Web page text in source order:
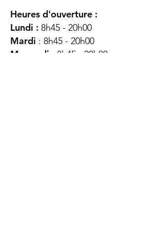
Heures d'ouverture :
Lundi : 8h45 - 20h00
Mardi : 8h45 - 20h00
Mercredi : 8h45 - 20h00